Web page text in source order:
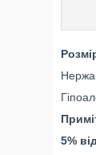
5%